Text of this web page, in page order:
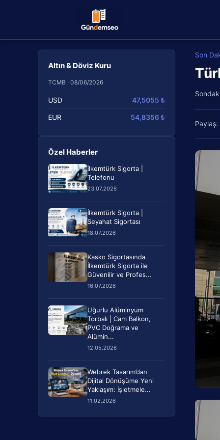
Altın & Döviz Kuru
TCMB · 08/06/2026
USD 47,5055 ₺
EUR 54,8356 ₺
Özel Haberler
İlkemtürk Sigorta |
Telefonu
23.07.2026
İlkemtürk Sigorta |
Seyahat Sigortası
18.07.2026
Kasko Sigortasında
İlkemtürk Sigorta ile
Güvenilir ve Profes...
16.07.2026
Uğurlu Alüminyum
Torbalı | Cam Balkon,
PVC Doğrama ve
Alümin...
12.05.2026
Webrek Tasarım’dan
Dijital Dönüşüme Yeni
Yaklaşım: İşletmele...
11.02.2026
Son
Paylaş: